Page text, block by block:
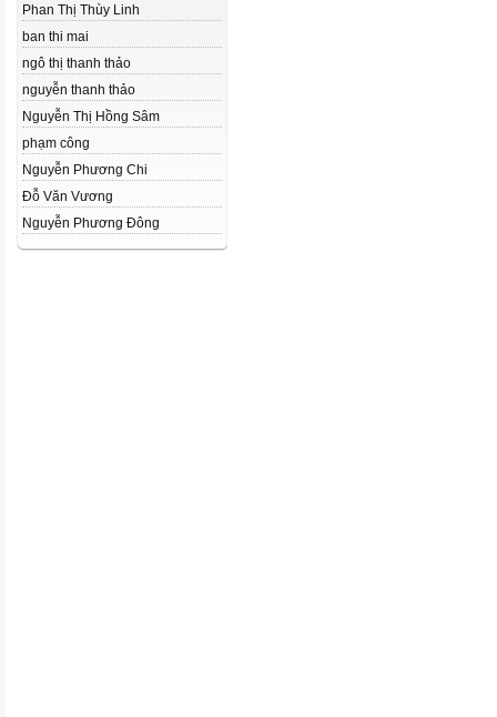
Phan Thị Thùy Linh
ban thi mai
ngô thị thanh thảo
nguyễn thanh thảo
Nguyễn Thị Hồng Sâm
phạm công
Nguyễn Phương Chi
Đỗ Văn Vương
Nguyễn Phương Đông